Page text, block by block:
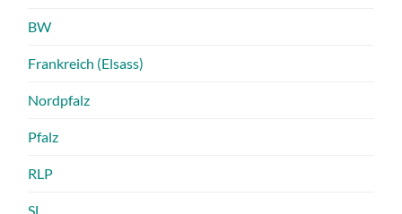
BW
Frankreich (Elsass)
Nordpfalz
Pfalz
RLP
SL